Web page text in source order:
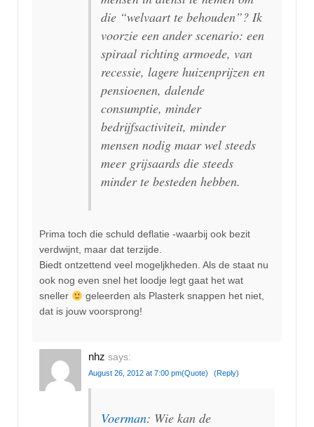
die “welvaart te behouden”? Ik
voorzie een ander scenario: een
spiraal richting armoede, van
recessie, lagere huizenprijzen en
pensioenen, dalende
consumptie, minder
bedrijfsactiviteit, minder
mensen nodig maar wel steeds
meer grijsaards die steeds
minder te besteden hebben.
Prima toch die schuld deflatie -waarbij ook bezit
verdwijnt, maar dat terzijde.
Biedt ontzettend veel mogeljkheden. Als de staat nu
ook nog even snel het loodje legt gaat het wat
sneller
geleerden als Plasterk snappen het niet,
dat is jouw voorsprong!
nhz says:
August 26, 2012 at 7:00 pm(Quote) (Reply)
Voerman: Wie kan de